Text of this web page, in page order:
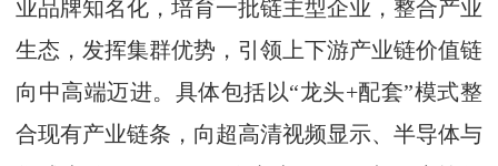
业品牌知名化，培育一批链主型企业，整合产业
生态，发挥集群优势，引领上下游产业链价值链
向中高端迈进。具体包括以“龙头+配套”模式整
合现有产业链条，向超高清视频显示、半导体与